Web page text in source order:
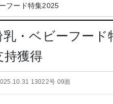
フード特集2025
・ベビーフー
持獲得
13022号 09面